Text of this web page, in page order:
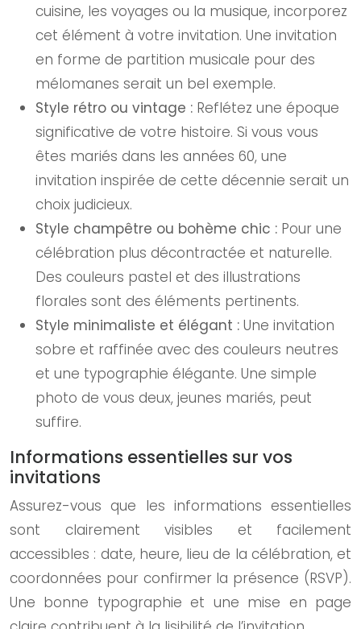
cuisine, les voyages ou la musique, incorporez
cet élément à votre invitation. Une invitation
en forme de partition musicale pour des
mélomanes serait un bel exemple.
Style rétro ou vintage : Reflétez une époque
significative de votre histoire. Si vous vous
êtes mariés dans les années 60, une
invitation inspirée de cette décennie serait un
choix judicieux.
Style champêtre ou bohème chic : Pour une
célébration plus décontractée et naturelle.
Des couleurs pastel et des illustrations
florales sont des éléments pertinents.
Style minimaliste et élégant : Une invitation
sobre et raffinée avec des couleurs neutres
et une typographie élégante. Une simple
photo de vous deux, jeunes mariés, peut
suffire.
Informations essentielles sur vos
invitations
Assurez-vous que les informations essentielles
sont clairement visibles et facilement
accessibles : date, heure, lieu de la célébration, et
coordonnées pour confirmer la présence (RSVP).
Une bonne typographie et une mise en page